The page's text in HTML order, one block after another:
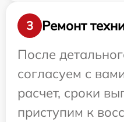
3
Ремонт
После
согласуем с
расчет, сроки
приступим к